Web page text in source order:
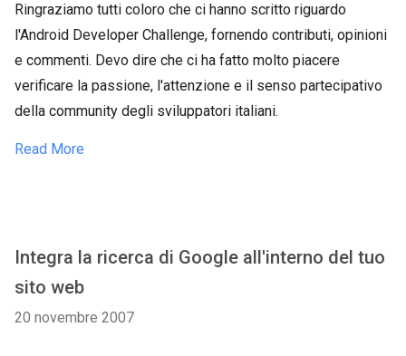
Ringraziamo tutti coloro che ci hanno scritto riguardo
l'Android Developer Challenge, fornendo contributi, opinioni
e commenti. Devo dire che ci ha fatto molto piacere
verificare la passione, l'attenzione e il senso partecipativo
della community degli sviluppatori italiani.
Read More
Integra la ricerca di Google all'interno del tuo
sito web
20 novembre 2007